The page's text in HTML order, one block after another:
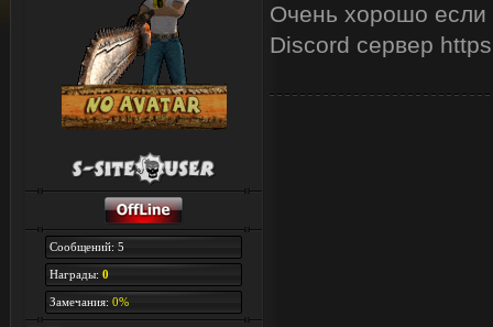
Сообщений: 5
Награды: 0
Замечания: 0%
Очень хорошо если
Discord сервер